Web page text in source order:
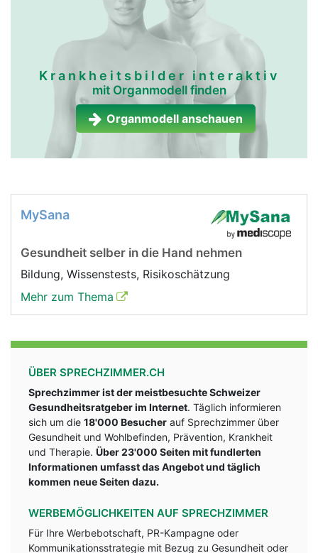
Krankheitsbilder interaktiv
mit Organmodell finden
Organmodell anschauen
MySana
Gesundheit selber in die Hand nehmen
Bildung, Wissenstests, Risikoschätzung
Mehr zum Thema
ÜBER SPRECHZIMMER.CH
Sprechzimmer ist der meistbesuchte Schweizer
Gesundheitsratgeber im Internet. Täglich informieren
sich um die 18'000 Besucher auf Sprechzimmer über
Gesundheit und Wohlbefinden, Prävention, Krankheit
und Therapie. Über 23'000 Seiten mit fundlerten
Informationen umfasst das Angebot und täglich
kommen neue Seiten dazu.
WERBEMÖGLICHKEITEN AUF SPRECHZIMMER
Für Ihre Werbebotschaft, PR-Kampagne oder
Kommunikationsstrategie mit Bezug zu Gesundheit oder